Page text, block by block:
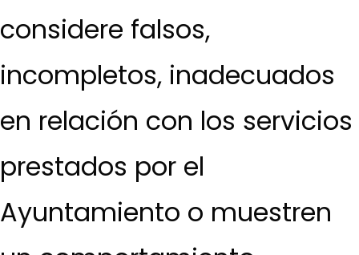
considere falsos,
incompletos, inadecuados
en relación con los servicios
prestados por el
Ayuntamiento o muestren